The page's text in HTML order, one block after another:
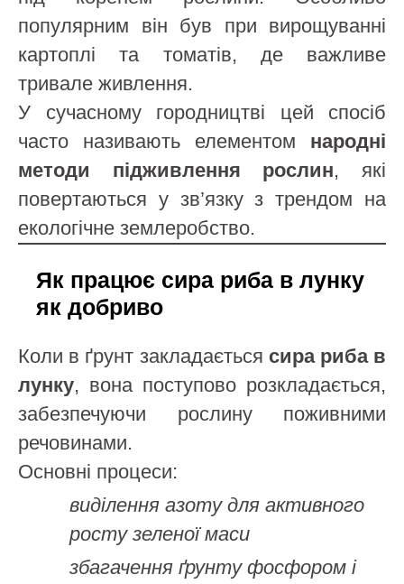
популярним він був при вирощуванні
картоплі та томатів, де важливе
тривале живлення.
У сучасному городництві цей спосіб
часто називають елементом народні
методи підживлення рослин, які
повертаються у зв’язку з трендом на
екологічне землеробство.
Як працює сирa риба в лунку
як добриво
Коли в ґрунт закладається сирa риба в
лунку, вона поступово розкладається,
забезпечуючи рослину поживними
речовинами.
Основні процеси:
виділення азоту для активного
росту зеленої маси
збагачення ґрунту фосфором і